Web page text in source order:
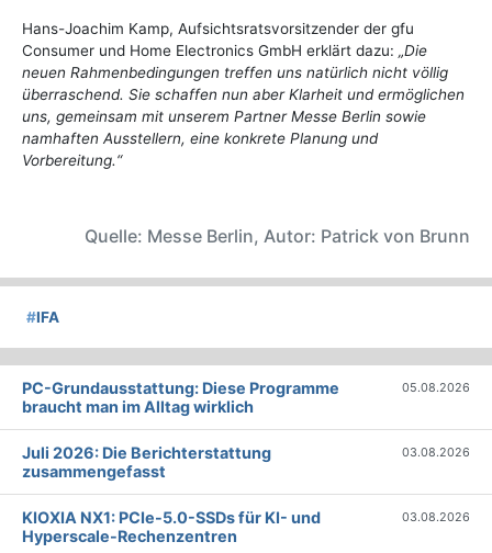
Hans-Joachim Kamp, Aufsichtsratsvorsitzender der gfu
Consumer und Home Electronics GmbH erklärt dazu: „Die
neuen Rahmenbedingungen treffen uns natürlich nicht völlig
überraschend. Sie schaffen nun aber Klarheit und ermöglichen
uns, gemeinsam mit unserem Partner Messe Berlin sowie
namhaften Ausstellern, eine konkrete Planung und
Vorbereitung.“
Quelle: Messe Berlin, Autor: Patrick von Brunn
#IFA
PC-Grundausstattung: Diese Programme
braucht man im Alltag wirklich
05.08.2026
Juli 2026: Die Bericht­erstattung
zusammengefasst
03.08.2026
KIOXIA NX1: PCIe-5.0-SSDs für KI- und
Hyperscale-Rechenzentren
03.08.2026